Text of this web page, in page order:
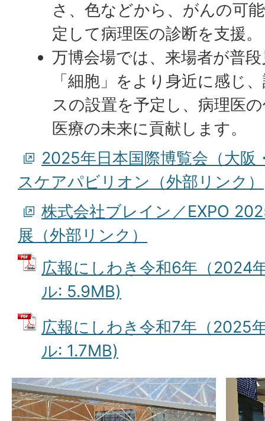
さ、色などから、がんの可
定して病理医の診断を支援。
万博会場では、来場者が普
「細胞」をより身近に感じ
スの設置を予定し、病理医
医療の未来に貢献します。
2025年日本国際博覧会（大阪
スケアパビリオン（外部リンク）
株式会社ブレイン／EXPO
展（外部リンク）
広報にしわき令和6年（2024
ル: 5.9MB)
広報にしわき令和7年（2025
ル: 1.7MB)